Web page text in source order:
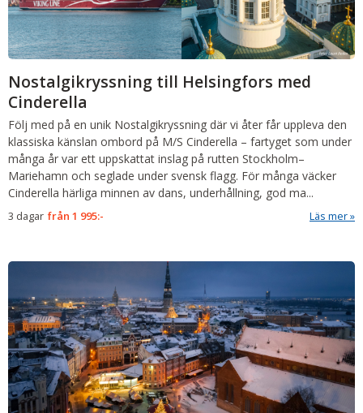
Nostalgikryssning till Helsingfors med
Cinderella
Följ med på en unik Nostalgikryssning där vi åter får uppleva den
klassiska känslan ombord på M/S Cinderella – fartyget som under
många år var ett uppskattat inslag på rutten Stockholm–
Mariehamn och seglade under svensk flagg. För många väcker
Cinderella härliga minnen av dans, underhållning, god ma...
3 dagar från1 995:- Läs mer